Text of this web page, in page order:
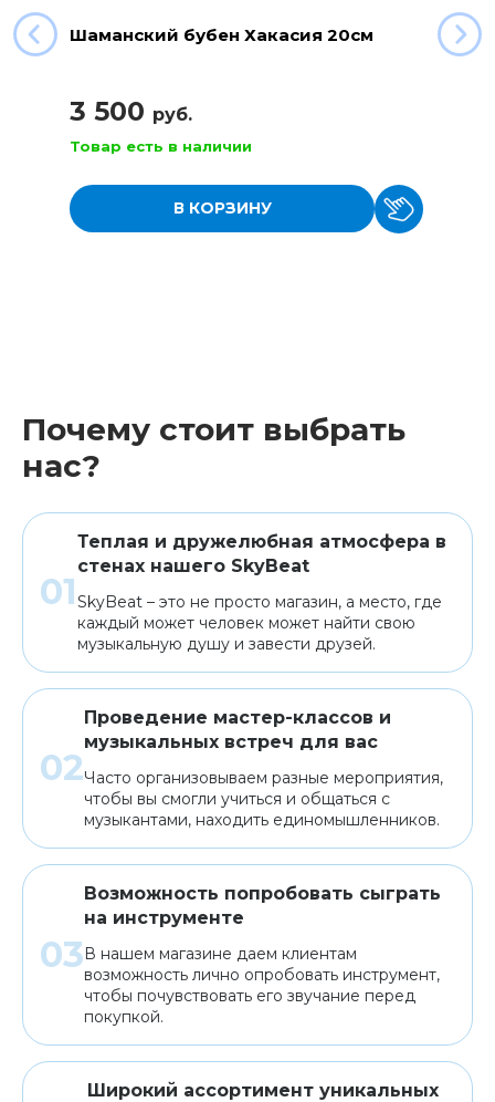
Шаманский бубен Хакасия 20см
3 500 руб.
Товар есть в наличии
В КОРЗИНУ
Почему стоит выбрать
нас?
Теплая и дружелюбная атмосфера в
стенах нашего SkyBeat
SkyBeat – это не просто магазин, а место, где
каждый может человек может найти свою
музыкальную душу и завести друзей.
Проведение мастер-классов и
музыкальных встреч для вас
Часто организовываем разные мероприятия,
чтобы вы смогли учиться и общаться с
музыкантами, находить единомышленников.
Возможность попробовать сыграть
на инструменте
В нашем магазине даем клиентам
возможность лично опробовать инструмент,
чтобы почувствовать его звучание перед
покупкой.
Широкий ассортимент уникальных